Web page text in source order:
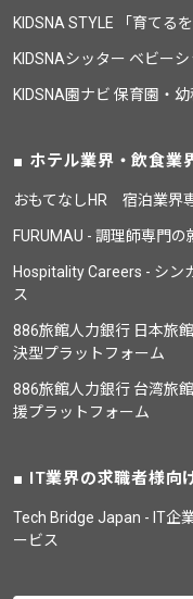
KIDSNA STYLE 「育てる
KIDSNAシッター ベビー
KIDSNA園ナビ 保育園・
ホテル業界・飲食業
おもてなしHR 宿泊業界
FURUMAU - 調理師専門
Hospitality Careers - シン
ス
886旅館人力銀行 日本旅
決型プラットフォーム
886旅館人力銀行 台湾旅
援プラットフォーム
IT業界の求職者様向
Tech Bridge Japan - IT企
ービス